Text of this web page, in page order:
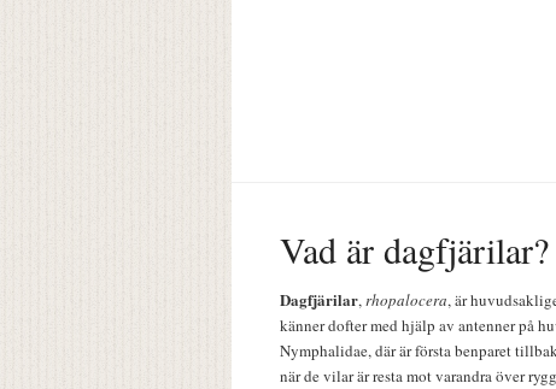
Vad är dagfjärilar?
Dagfjärilar,rhopalocera, är
känner dofter med hjälp av antenner på
Nymphalidae, där är första benparet
när de vilar är resta mot varandra över